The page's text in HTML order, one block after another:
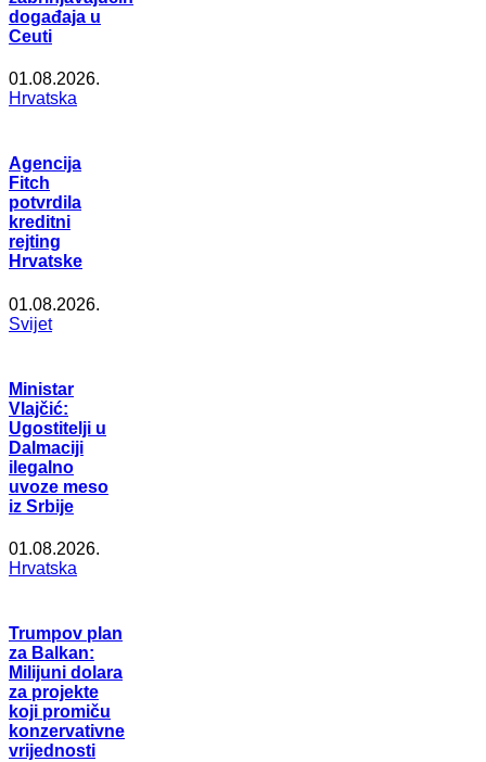
događaja u
Ceuti
01.08.2026.
Hrvatska
Agencija
Fitch
potvrdila
kreditni
rejting
Hrvatske
01.08.2026.
Svijet
Ministar
Vlajčić:
Ugostitelji u
Dalmaciji
ilegalno
uvoze meso
iz Srbije
01.08.2026.
Hrvatska
Trumpov plan
za Balkan:
Milijuni dolara
za projekte
koji promiču
konzervativne
vrijednosti